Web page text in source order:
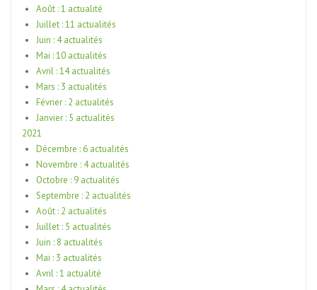
Août : 1 actualité
Juillet : 11 actualités
Juin : 4 actualités
Mai : 10 actualités
Avril : 14 actualités
Mars : 3 actualités
Février : 2 actualités
Janvier : 5 actualités
2021
Décembre : 6 actualités
Novembre : 4 actualités
Octobre : 9 actualités
Septembre : 2 actualités
Août : 2 actualités
Juillet : 5 actualités
Juin : 8 actualités
Mai : 3 actualités
Avril : 1 actualité